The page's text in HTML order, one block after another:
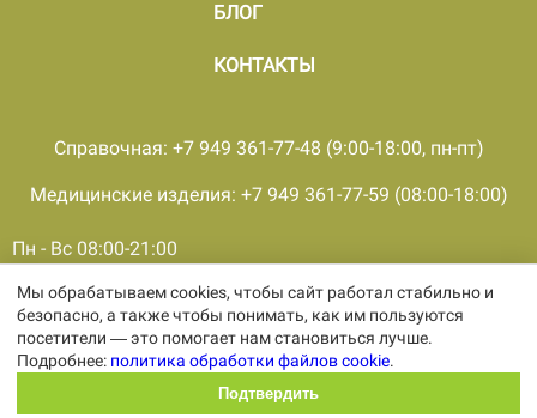
БЛОГ
КОНТАКТЫ
Пн - Вс 08:00-21:00
Справочная: +7 949 361-77-48 (9:00-18:00, пн-пт)
Медицинские изделия: +7 949 361-77-59 (08:00-18:00)
© 2001 - 2026, все права защищены, ООО «ПКМФ «Ольвия-
Мединвест», ИНН 9308009362 КПП 930301001
Политика конфиденциальности
Политика обработки персональных
Политика обработки файлов cookie
Мы обрабатываем cookies, чтобы сайт работал стабильно и
безопасно, а также чтобы понимать, как им пользуются
посетители — это помогает нам становиться лучше.
Подробнее: политика обработки файлов cookie.
Подтвердить